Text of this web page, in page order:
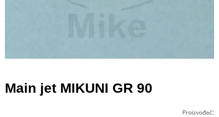
Main jet MIKUNI GR 90
Proizvođač: